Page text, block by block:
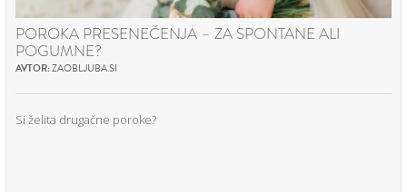
POROKA PRESENEČENJA – ZA SPONTANE ALI
POGUMNE?
AVTOR:ZAOBLJUBA.SI
Si želita drugačne poroke?